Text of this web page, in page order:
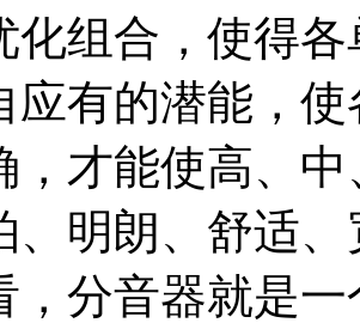
化组合，使得
应有的潜能，
，才能使高、
、明朗、舒适
，分音器就是